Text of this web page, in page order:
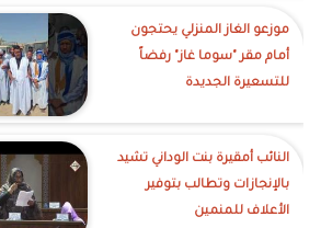
موزعو الغاز المنزلي يحتجون
أمام مقر "سوما غاز" رفضاً
للتسعيرة الجديدة
النائب أمقيرة بنت الوداني تشيد
بالإنجازات وتطالب بتوفير
الأعلاف للمنمين